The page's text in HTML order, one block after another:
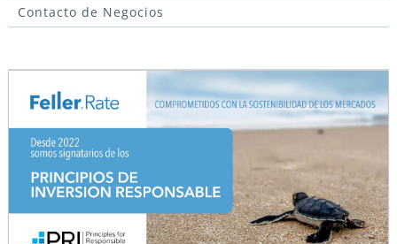
Contacto de Negocios